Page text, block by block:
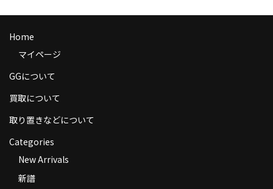
送料
商品の発送
返品
コンディション
Privacy Policy
特定商取引法に基づく表示
Home
マイページ
GGについて
買取について
取り置きなどについて
Categories
New Arrivals
新譜